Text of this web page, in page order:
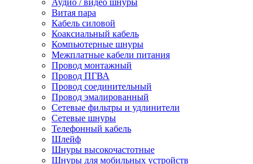
Витая пара
Кабель силовой
Коаксиальный кабель
Компьютерные шнуры
Межплатные кабели питания
Провод монтажный
Провод ПГВА
Провод соединительный
Провод эмалированный
Сетевые фильтры и удлинители
Сетевые шнуры
Телефонный кабель
Шлейф
Шнуры высокочастотные
Шнуры для мобильных устройств